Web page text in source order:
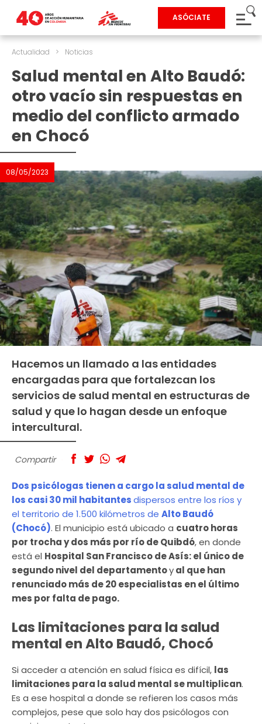
ASÓCIATE
Actualidad > Noticias
Salud mental en Alto Baudó:
otro vacío sin respuestas en
medio del conflicto armado
en Chocó
08/05/2023
Hacemos un llamado a las entidades
encargadas para que fortalezcan los
servicios de salud mental en estructuras de
salud y que lo hagan desde un enfoque
intercultural.
Compartir
Dos psicólogas tienen a cargo la salud mental de
los casi 30 mil habitantesdispersos entre los ríos y
el territorio de 1.500 kilómetros de Alto Baudó
(Chocó). El municipio está ubicado a cuatro horas
por trocha y dos más por río de Quibdó, en donde
está el Hospital San Francisco de Asís: el único de
segundo nivel del departamentoyal que han
renunciado más de 20 especialistas en el último
mes por falta de pago.
Las limitaciones para la salud
mental en Alto Baudó, Chocó
Si acceder a atención en salud física es difícil, las
limitaciones para la salud mental se multiplican.
Es a ese hospital a donde se refieren los casos más
complejos, pese que solo hay dos psicólogos con